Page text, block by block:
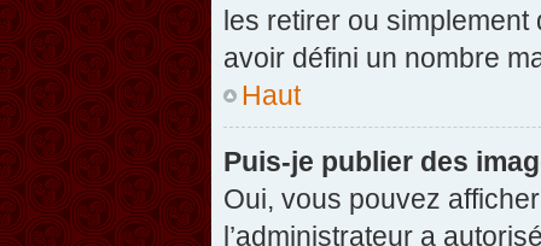
les retirer ou simplement
avoir défini un nombre
Haut
Puis-je publier des
Oui, vous pouvez
l’administrateur a